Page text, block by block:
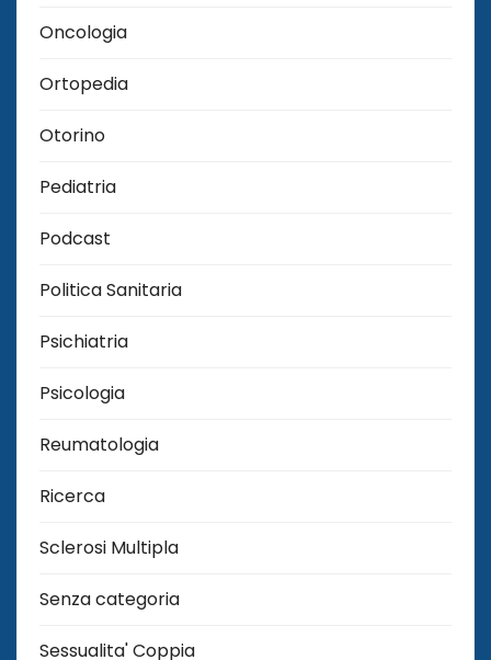
Oncologia
Ortopedia
Otorino
Pediatria
Podcast
Politica Sanitaria
Psichiatria
Psicologia
Reumatologia
Ricerca
Sclerosi Multipla
Senza categoria
Sessualita' Coppia